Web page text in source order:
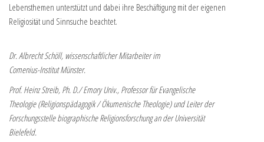
Lebensthemen unterstützt und dabei ihre Beschäftigung mit der eigenen
Religiosität und Sinnsuche beachtet.
Dr. Albrecht Schöll, wissenschaftlicher Mitarbeiter im
Comenius-Institut Münster.
Prof. Heinz Streib, Ph. D./ Emory Univ., Professor für Evangelische
Theologie (Religionspädagogik / Ökumenische Theologie) und Leiter der
Forschungsstelle biographische Religionsforschung an der Universität
Bielefeld.